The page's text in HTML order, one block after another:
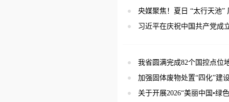
央媒聚焦！夏日 “太行天池”
习近平在庆祝中国共产党成
我省圆满完成82个国控点位
加强固体废物处置“四化”建
关于开展2026“美丽中国•绿